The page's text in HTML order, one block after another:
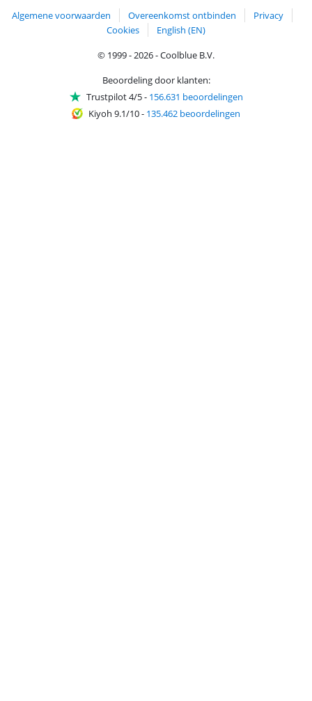
Algemene voorwaarden Overeenkomst ontbinden
Privacy
Cookies
English (EN)
© 1999 - 2026 - Coolblue B.V.
Beoordeling door klanten:
Trustpilot 4/5- 156.631 beoordelingen
Kiyoh 9.1/10- 135.462 beoordelingen